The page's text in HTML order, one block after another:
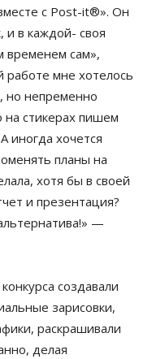
с Post-it®». Он
и в каждой- своя
временем сам»,
работе мне хотелось
но непременно
стикерах пишем
иногда хочется
планы на
хотя бы в своей
и презентация?
—
создавали
зарисовки,
раскрашивали
делая